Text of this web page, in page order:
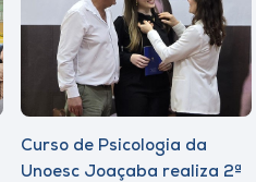
Curso de Psicologia da
Unoesc Joaçaba realiza 2ª